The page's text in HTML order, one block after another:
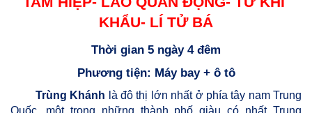
KHẨU- LÍ TỬ BÁ
Thời gian 5 ngày 4 đêm
Phương tiện: Máy bay + ô tô
Trùng Khánh là đô thị lớn nhất ở phía tây nam Trung
Quốc, một trong những thành phố giàu có nhất Trung